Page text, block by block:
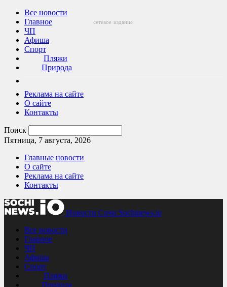
Все новости
Главное
ЧП
Афиша
Спорт
Пляжи
Природа
Реклама на сайте
О сайте
Контакты
Поиск
Пятница, 7 августа, 2026
Главные новости
О сайте
Реклама на сайте
Контакты
Новости Сочи Sochinews.io
сетевое издание
Все новости
Главное
ЧП
Афиша
Спорт
Пляжи
Природа